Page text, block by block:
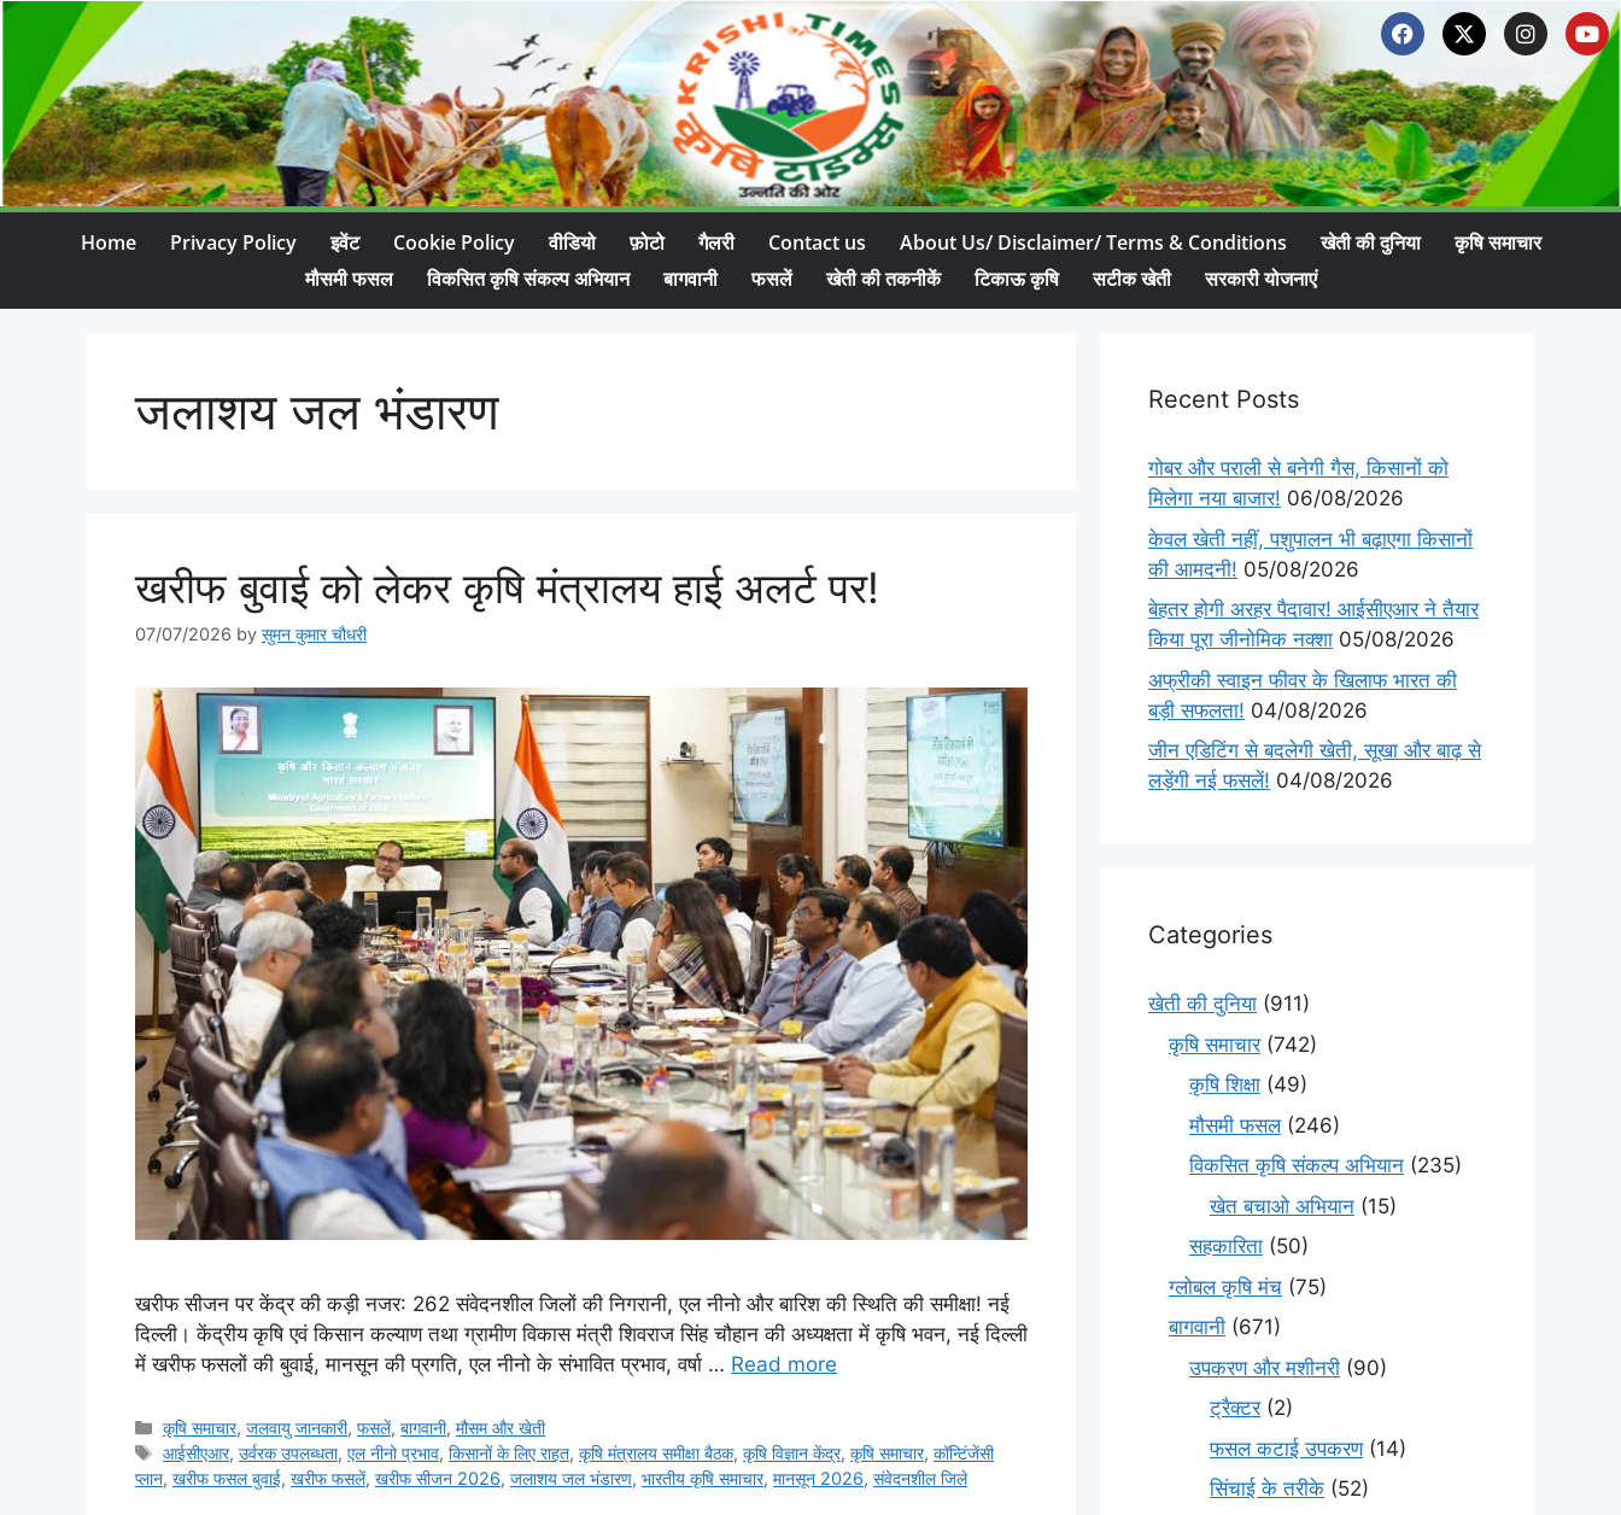
Home Privacy Policy इवेंट Cookie Policy वीडियो फ़ोटो गैलरी Contact us About Us/ Disclaimer/ Terms & Conditions खेती की दुनिया
कृषि समाचार
मौसमी फसल
विकसित कृषि संकल्प अभियान बागवानी फसलें खेती की तकनीकें टिकाऊ कृषि सटीक खेती सरकारी योजनाएं
जलाशय जल भंडारण
खरीफ बुवाई को लेकर कृषि मंत्रालय हाई अलर्ट पर!
07/07/2026 by सुमन कुमार चौधरी
खरीफ सीजन पर केंद्र की कड़ी नजर: 262 संवेदनशील जिलों की निगरानी, एल नीनो और बारिश की स्थिति की समीक्षा! नई
दिल्ली। केंद्रीय कृषि एवं किसान कल्याण तथा ग्रामीण विकास मंत्री शिवराज सिंह चौहान की अध्यक्षता में कृषि भवन, नई दिल्ली
में खरीफ फसलों की बुवाई, मानसून की प्रगति, एल नीनो के संभावित प्रभाव, वर्षा … Read more
कृषि समाचार,जलवायु जानकारी,फसलें,बागवानी,मौसम और खेती
आईसीएआर,उर्वरक उपलब्धता,एल नीनो प्रभाव,किसानों के लिए राहत,कृषि मंत्रालय समीक्षा बैठक,कृषि विज्ञान केंद्र,कृषि समाचार,कॉन्टिंजेंसी
प्लान, खरीफ फसल बुवाई, खरीफ फसलें, खरीफ सीजन 2026, जलाशय जल भंडारण, भारतीय कृषि समाचार, मानसून 2026, संवेदनशील जिले
Recent Posts
गोबर और पराली से बनेगी गैस, किसानों को
मिलेगा नया बाजार! 06/08/2026
केवल खेती नहीं, पशुपालन भी बढ़ाएगा किसानों
की आमदनी! 05/08/2026
बेहतर होगी अरहर पैदावार! आईसीएआर ने तैयार
किया पूरा जीनोमिक नक्शा 05/08/2026
अफ्रीकी स्वाइन फीवर के खिलाफ भारत की
बड़ी सफलता! 04/08/2026
जीन एडिटिंग से बदलेगी खेती, सूखा और बाढ़ से
लड़ेंगी नई फसलें! 04/08/2026
Categories
खेती की दुनिया (911)
कृषि समाचार(742)
कृषि शिक्षा (49)
मौसमी फसल(246)
विकसित कृषि संकल्प अभियान (235)
खेत बचाओ अभियान (15)
सहकारिता (50)
ग्लोबल कृषि मंच (75)
बागवानी (671)
उपकरण और मशीनरी (90)
ट्रैक्टर(2)
फसल कटाई उपकरण(14)
सिंचाई के तरीके (52)